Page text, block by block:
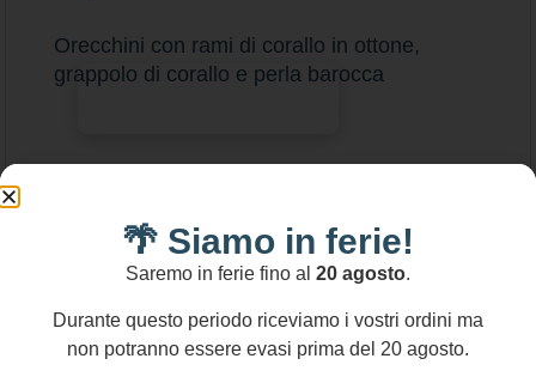
Orecchini con rami di corallo in ottone,
grappolo di corallo e perla barocca
🌴 Siamo in ferie!
Saremo in ferie fino al 20 agosto.
Durante questo periodo riceviamo i vostri ordini ma
non potranno essere evasi prima del 20 agosto.